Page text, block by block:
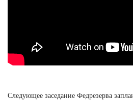
Следующее заседание Федрезерва